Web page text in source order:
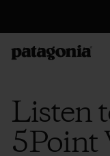
Listen
5Point